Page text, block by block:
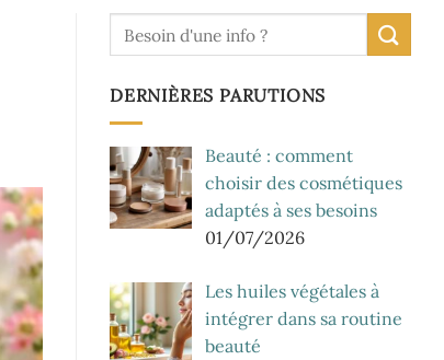
DERNIÈRES PARUTIONS
Beauté : comment
choisir des cosmétiques
adaptés à ses besoins
01/07/2026
Les huiles végétales à
intégrer dans sa routine
beauté